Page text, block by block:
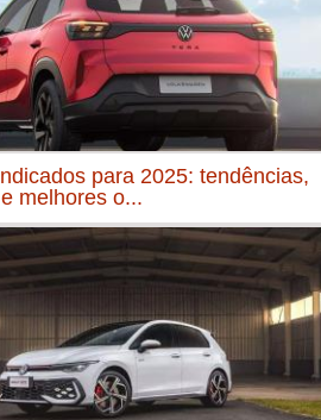
para 2025: tendências,
melhores o...